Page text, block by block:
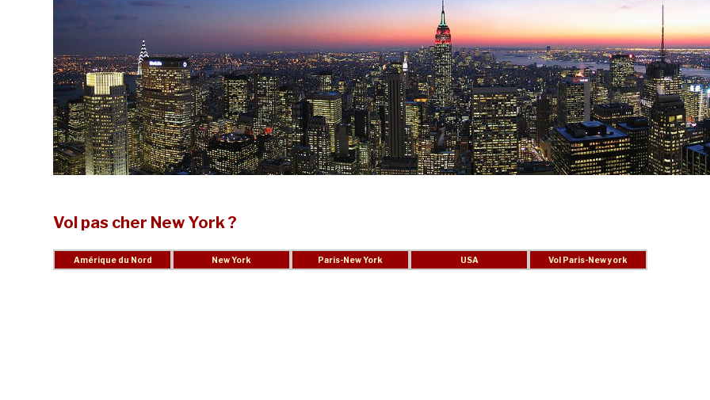
Vol pas cher New York ?